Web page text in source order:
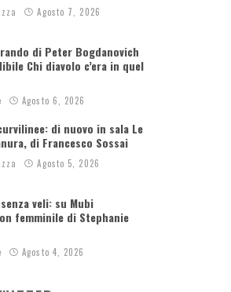
Agosto 7, 2026
di Peter Bogdanovich
Chi diavolo c’era in quel
Agosto 6, 2026
di nuovo in sala Le
di Francesco Sossai
Agosto 5, 2026
veli: su Mubi
femminile di Stephanie
Agosto 4, 2026